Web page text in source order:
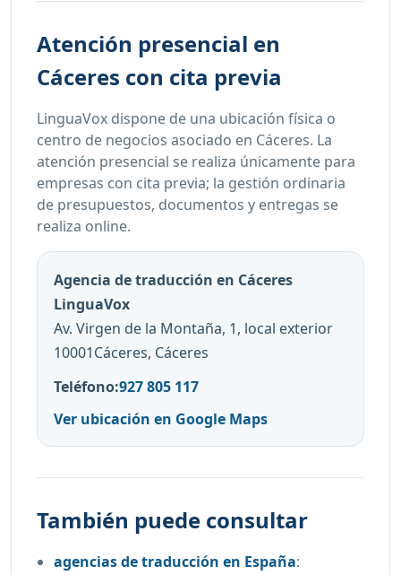
Atención presencial en
Cáceres con cita previa
LinguaVox dispone de una ubicación física o
centro de negocios asociado en Cáceres. La
atención presencial se realiza únicamente para
empresas con cita previa; la gestión ordinaria
de presupuestos, documentos y entregas se
realiza online.
Agencia de traducción en Cáceres
LinguaVox
Av. Virgen de la Montaña, 1, local exterior
10001Cáceres, Cáceres
Teléfono:927 805 117
Ver ubicación en Google Maps
También puede consultar
agencias de traducción en España: